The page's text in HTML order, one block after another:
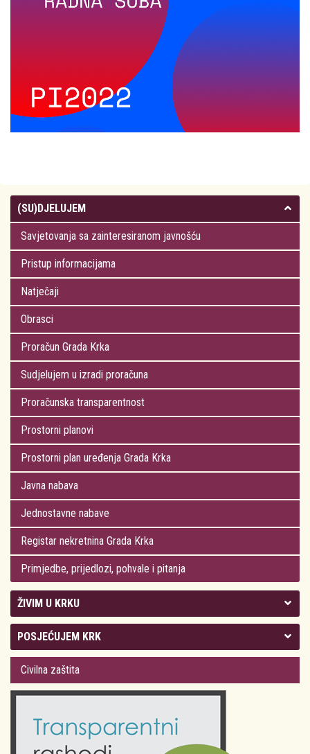
(SU)DJELUJEM
Savjetovanja sa zainteresiranom javnošću
Pristup informacijama
Natječaji
Obrasci
Proračun Grada Krka
Sudjelujem u izradi proračuna
Proračunska transparentnost
Prostorni planovi
Prostorni plan uređenja Grada Krka
Javna nabava
Jednostavne nabave
Registar nekretnina Grada Krka
Primjedbe, prijedlozi, pohvale i pitanja
ŽIVIM U KRKU
Kolegij gradonačelnika
Gradsko vijeće
Odluke Grada Krka (Službene novine PGŽ)
POSJEĆUJEM KRK
Plan Grada Krka
Krk 360° VR panorama
Krk uživo
Fotogalerije
Civilna zaštita